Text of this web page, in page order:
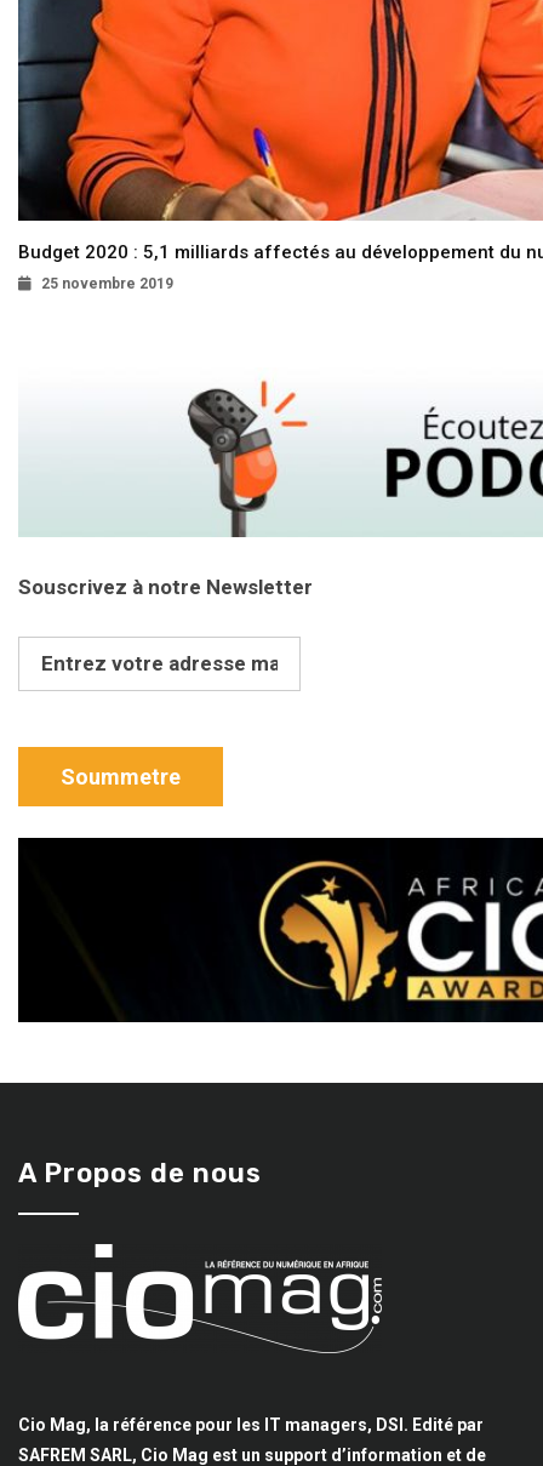
Budget 2020 : 5,1 milliards affectés au développement du
25 novembre 2019
Souscrivez à notre Newsletter
A Propos de nous
Cio Mag, la référence pour les IT managers, DSI. Edité par
SAFREM SARL, Cio Mag est un support d’information et de